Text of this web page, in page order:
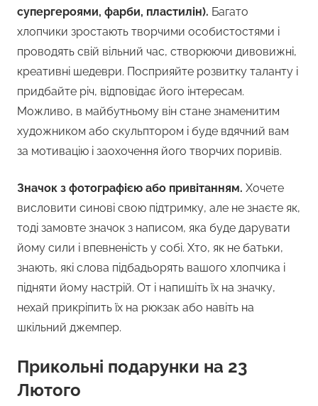
супергероями, фарби, пластилін). Багато
хлопчики зростають творчими особистостями і
проводять свій вільний час, створюючи дивовижні,
креативні шедеври. Посприяйте розвитку таланту і
придбайте річ, відповідає його інтересам.
Можливо, в майбутньому він стане знаменитим
художником або скульптором і буде вдячний вам
за мотивацію і заохочення його творчих поривів.
Значок з фотографією або привітанням. Хочете
висловити синові свою підтримку, але не знаєте як,
тоді замовте значок з написом, яка буде дарувати
йому сили і впевненість у собі. Хто, як не батьки,
знають, які слова підбадьорять вашого хлопчика і
підняти йому настрій. От і напишіть їх на значку,
нехай прикріпить їх на рюкзак або навіть на
шкільний джемпер.
Прикольні подарунки на 23
Лютого